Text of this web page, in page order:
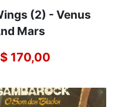
(2) - Venus
Mars
170,00